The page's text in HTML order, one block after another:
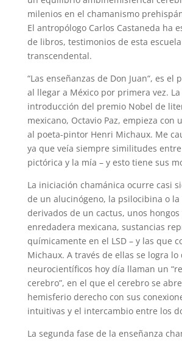
milenios en el chamanismo
El antropólogo Carlos Castaneda ha
de libros, testimonios de esta
transcendental.
“Las enseñanzas de Don Juan“, es el
al llegar a México por primera vez. La
introducción del premio Nobel de
mexicano, Octavio Paz, empieza con
al poeta-pintor Henri Michaux. Me
ya que veía siempre similitudes
pictórica y la mía – y esto tiene sus
La iniciación chamánica ocurre casi
de un alucinógeno, la psilocibina o la
derivados de un cactus, unos
enredadera mexicana, sustancias
químicamente en el LSD – y las que
Michaux. A través de ellas se logra lo
neurocientíficos hoy día llaman un
cerebro”, en el que el cerebro se
hemisferio derecho con sus
intuitivas y el intercambio entre los
La segunda fase de la enseñanza